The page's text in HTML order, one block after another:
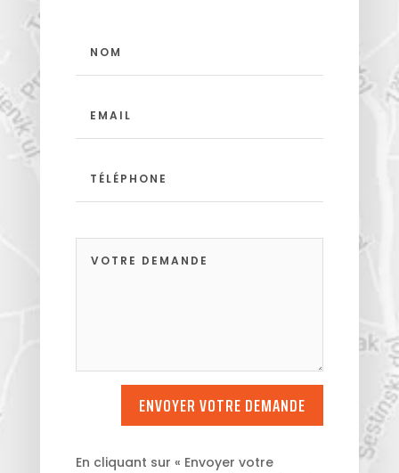
ENVOYER VOTRE DEMANDE
En cliquant sur « Envoyer votre